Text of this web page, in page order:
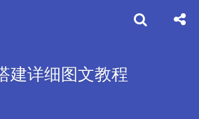
建详细图文教程